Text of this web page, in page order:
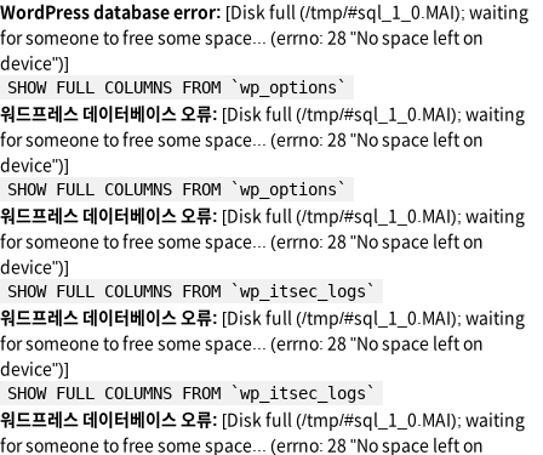
WordPress database error: [Disk full (/tmp/#sql_1_0.MAI); waiting
for someone to free some space... (errno: 28 "No space left on
device")]
SHOW FULL COLUMNS FROM `wp_options`
워드프레스 데이터베이스 오류: [Disk full (/tmp/#sql_1_0.MAI); waiting
for someone to free some space... (errno: 28 "No space left on
device")]
SHOW FULL COLUMNS FROM `wp_options`
워드프레스 데이터베이스 오류: [Disk full (/tmp/#sql_1_0.MAI); waiting
for someone to free some space... (errno: 28 "No space left on
device")]
SHOW FULL COLUMNS FROM `wp_itsec_logs`
워드프레스 데이터베이스 오류: [Disk full (/tmp/#sql_1_0.MAI); waiting
for someone to free some space... (errno: 28 "No space left on
device")]
SHOW FULL COLUMNS FROM `wp_itsec_logs`
워드프레스 데이터베이스 오류: [Disk full (/tmp/#sql_1_0.MAI); waiting
for someone to free some space... (errno: 28 "No space left on